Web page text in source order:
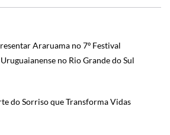
Araruama no 7º Festival
no Rio Grande do Sul
do Sorriso que Transforma Vidas